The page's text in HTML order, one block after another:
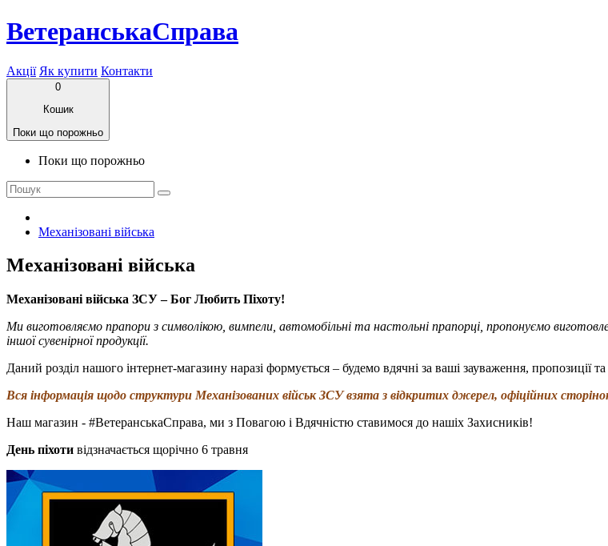
ВетеранськаСправа
Акції Як купити Контакти
0
Кошик
Поки що порожньо
Поки що порожньо
Механізовані війська
Механізовані війська
Механізовані війська ЗСУ – Бог Любить Піхоту!
Ми виготовляємо прапори з символікою, вимпели, автомобільні та настольні прапорці, пропонуємо
іншої сувенірної продукції.
Даний розділ нашого інтернет-магазину наразі формується – будемо вдячні за ваші зауваження, пропозиції
Вся інформація щодо структури Механізованих військ ЗСУ взята з відкритих джерел, офіційних
Наш магазин - #ВетеранськаСправа, ми з Повагою і Вдячністю ставимося до нашіх Захисників!
День піхоти відзначається щорічно 6 травня